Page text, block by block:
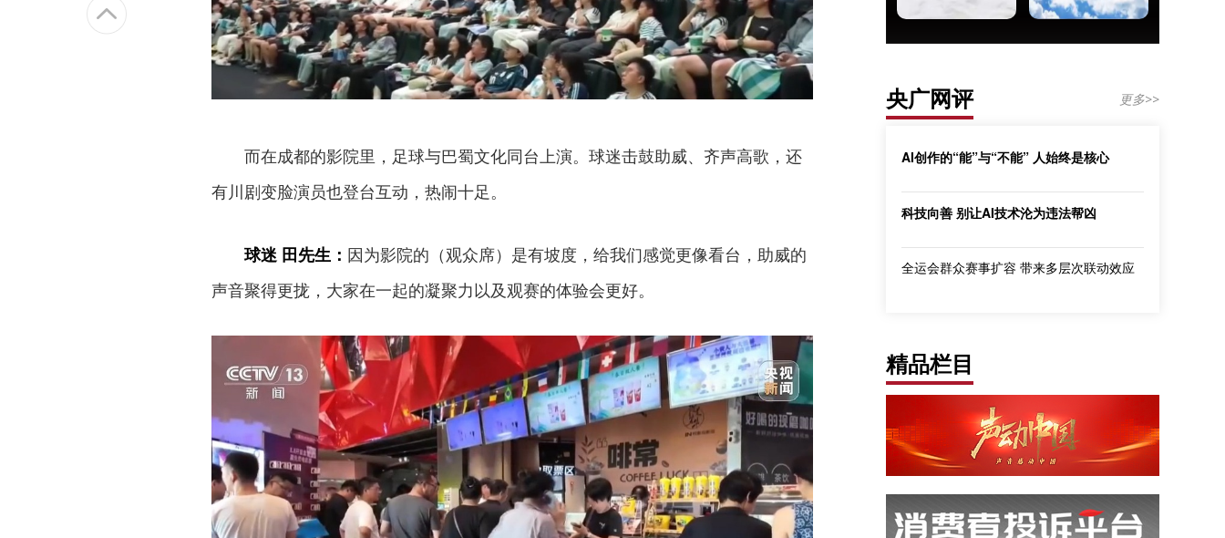
而在成都的影院里，足球与巴蜀文化同台上演。球迷击鼓助威、齐声高歌，还
有川剧变脸演员也登台互动，热闹十足。
球迷 田先生： 因为影院的（观众席）是有坡度，给我们感觉更像看台，助威的
声音聚得更拢，大家在一起的凝聚力以及观赛的体验会更好。
央广网评 更多>>
AI创作的“能”与“不能” 人始终是核心
科技向善 别让AI技术沦为违法帮凶
全运会群众赛事扩容 带来多层次联动效应
精品栏目